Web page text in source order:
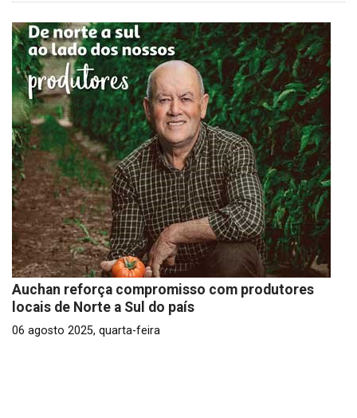
Auchan reforça compromisso com produtores
locais de Norte a Sul do país
06 agosto 2025, quarta-feira